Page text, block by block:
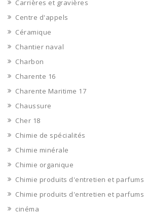
Carrières et gravières
Centre d'appels
Céramique
Chantier naval
Charbon
Charente 16
Charente Maritime 17
Chaussure
Cher 18
Chimie de spécialités
Chimie minérale
Chimie organique
Chimie produits d'entretien et parfums
Chimie produits d'entretien et parfums
cinéma